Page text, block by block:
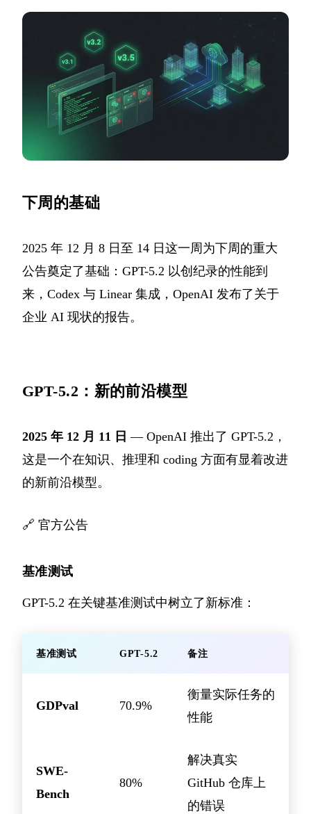
下周的基础
2025 年 12 月 8 日至 14 日这一周为下周的重大
公告奠定了基础：GPT-5.2 以创纪录的性能到
来，Codex 与 Linear 集成，OpenAI 发布了关于
企业 AI 现状的报告。
GPT-5.2：新的前沿模型
2025 年 12 月 11 日 — OpenAI 推出了 GPT-5.2，
这是一个在知识、推理和 coding 方面有显着改进
的新前沿模型。
🔗 官方公告
基准测试
GPT-5.2 在关键基准测试中树立了新标准：
基准测试 GPT-5.2 备注
GDPval 70.9%
衡量实际任务的
性能
SWE-
Bench
80%
解决真实
GitHub 仓库上
的错误